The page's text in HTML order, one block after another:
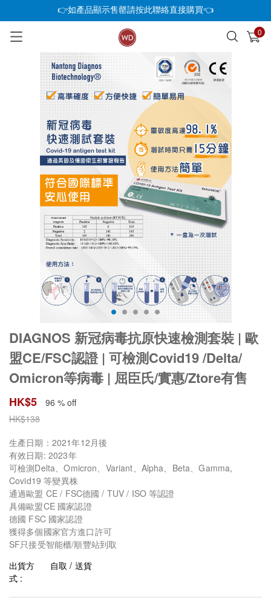
👉如產品顯示售罄請按此聯絡直接購買👈
0
已加入購物車 查看
DIAGNOS 新冠病毒抗原快速檢測套裝 | 歐
盟CE/FSC認證 | 可檢測Covid19 /Delta/
Omicron等病毒 | 屈臣氏/實惠/Ztore有售
HK$5
96 % off
HK$138
生產日期：2021年12月後
有效日期: 2023年
可檢測Delta、Omicron、Variant、Alpha、Beta、Gamma,
Covid19 等變異株
通過歐盟 CE / FSC德國 / TUV / ISO 等認證
具備歐盟CE 國家認證
德國 FSC 國家認證
獲得多個國家官方進口許可
SF只接受智能櫃/順豐站到取
出貨方
式 :
自取 / 送貨